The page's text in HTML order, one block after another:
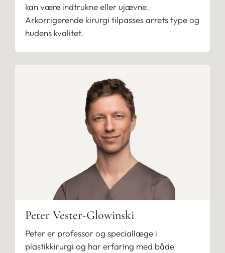
Peter Vester-Glowinski
Peter er professor og speciallæge i
plastikkirurgi og har erfaring med både
kan være indtrukne eller ujævne.
Arkorrigerende kirurgi tilpasses arrets type og
hudens kvalitet.